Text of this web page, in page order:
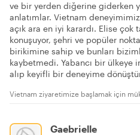
ve bir yerden diğerine giderken
anlatımlar. Vietnam
açık ara en iyi karardı. Elise
konuşuyor, şehri ve popüler
birikimine sahip ve bunları
kaybetmedi. Yabancı bir ülkeye
alıp keyifli bir deneyime
Vietnam ziyaretimize başlamak için
Gaebrielle